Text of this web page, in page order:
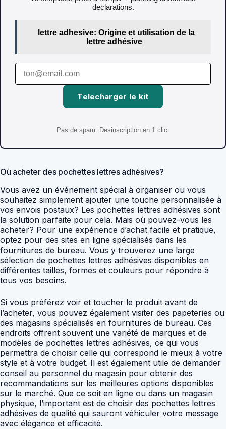
declarations.
lettre adhesive: Origine et utilisation de la
lettre adhésive
Telecharger le kit
Pas de spam. Desinscription en 1 clic.
Où acheter des pochettes lettres adhésives?
Vous avez un événement spécial à organiser ou vous
souhaitez simplement ajouter une touche personnalisée à
vos envois postaux? Les pochettes lettres adhésives sont
la solution parfaite pour cela. Mais où pouvez-vous les
acheter? Pour une expérience d’achat facile et pratique,
optez pour des sites en ligne spécialisés dans les
fournitures de bureau. Vous y trouverez une large
sélection de pochettes lettres adhésives disponibles en
différentes tailles, formes et couleurs pour répondre à
tous vos besoins.
Si vous préférez voir et toucher le produit avant de
l’acheter, vous pouvez également visiter des papeteries ou
des magasins spécialisés en fournitures de bureau. Ces
endroits offrent souvent une variété de marques et de
modèles de pochettes lettres adhésives, ce qui vous
permettra de choisir celle qui correspond le mieux à votre
style et à votre budget. Il est également utile de demander
conseil au personnel du magasin pour obtenir des
recommandations sur les meilleures options disponibles
sur le marché. Que ce soit en ligne ou dans un magasin
physique, l’important est de choisir des pochettes lettres
adhésives de qualité qui sauront véhiculer votre message
avec élégance et efficacité.